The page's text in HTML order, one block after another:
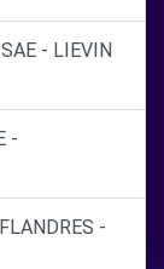
- LIEVIN
-
-